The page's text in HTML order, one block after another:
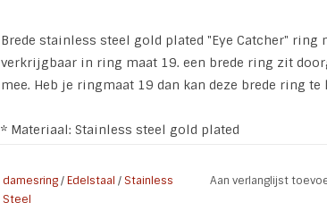
Brede stainless steel gold plated "Eye Catcher" ring
verkrijgbaar in ring maat 19. een brede ring zit
mee. Heb je ringmaat 19 dan kan deze brede ring
* Materiaal: Stainless steel gold plated
* grootte steen: 14 x 10 mm
* Breedte steen: van 14 naar 10 mm
damesring/Edelstaal / Stainless
Steel
Aan verlanglijst